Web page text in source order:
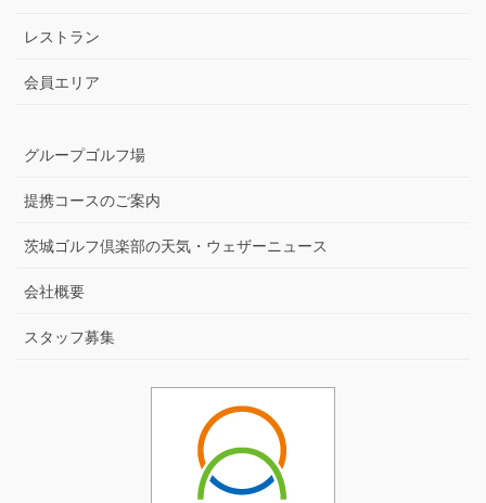
レストラン
会員エリア
グループゴルフ場
提携コースのご案内
茨城ゴルフ倶楽部の天気・ウェザーニュース
会社概要
スタッフ募集